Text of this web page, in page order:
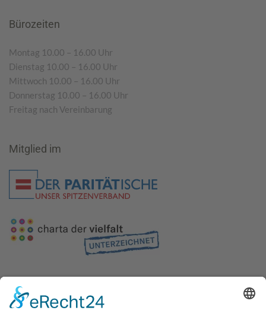
Bürozeiten
Montag 10.00 – 16.00 Uhr
Dienstag 10.00 – 16.00 Uhr
Mittwoch 10.00 – 16.00 Uhr
Donnerstag 10.00 – 16.00 Uhr
Freitag nach Vereinbarung
Mitglied im